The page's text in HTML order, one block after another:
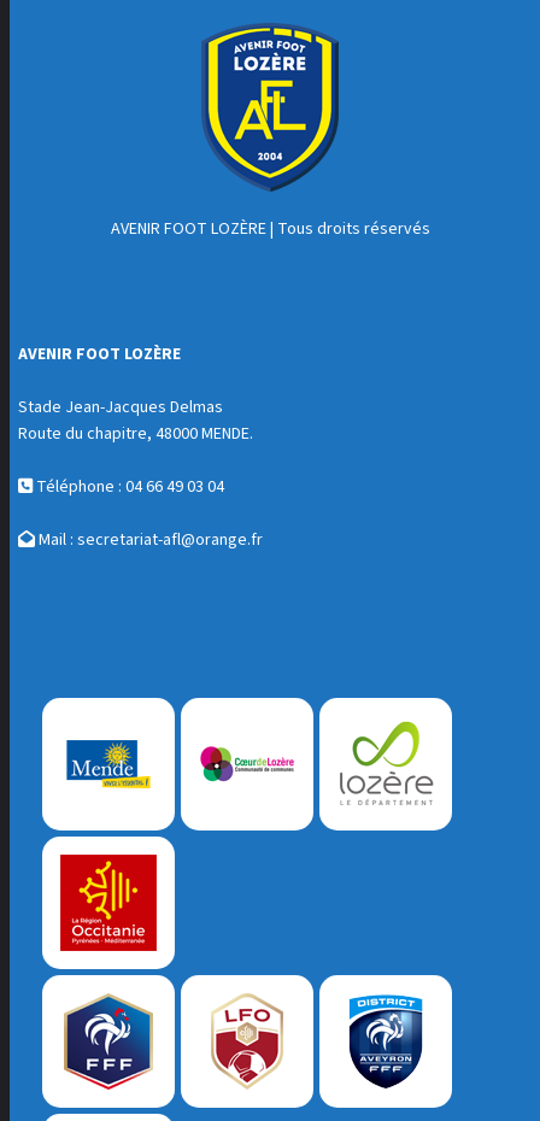
AVENIR FOOT LOZÈRE| Tous droits réservés
AVENIR FOOT LOZÈRE
Stade Jean-Jacques Delmas
Route du chapitre, 48000 MENDE.
Téléphone : 04 66 49 03 04
Mail : secretariat-afl@orange.fr